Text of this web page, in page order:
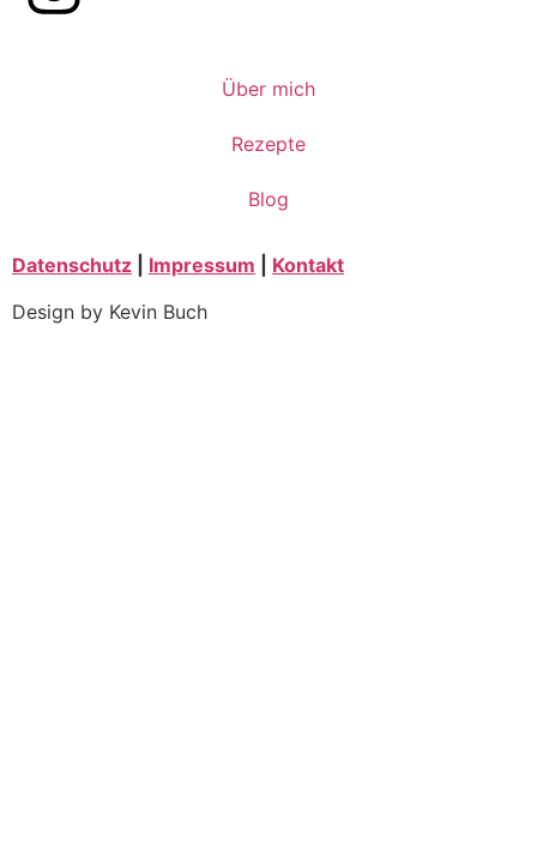
Über mich
Rezepte
Blog
Datenschutz Impressum
Kontakt
Design by Kevin Buch